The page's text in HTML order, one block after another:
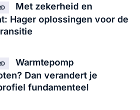
Met zekerheid en
Hager oplossingen voor de
Warmtepomp
Dan verandert je
fundamenteel